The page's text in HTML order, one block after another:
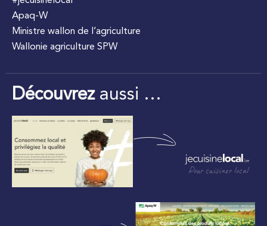
Apaq-W
Ministre wallon de l’agriculture
Wallonie agriculture SPW
Découvrezaussi …
Pour cuisiner local